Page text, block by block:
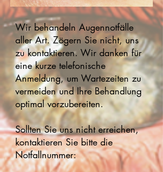
Wir behandeln Augennotfälle
aller Art. Zögern Sie nicht, uns
zu kontaktieren. Wir danken für
eine kurze telefonische
Anmeldung, um Wartezeiten zu
vermeiden und Ihre Behandlung
optimal vorzubereiten.
Sollten Sie uns nicht erreichen,
kontaktieren Sie bitte die
Notfallnummer: